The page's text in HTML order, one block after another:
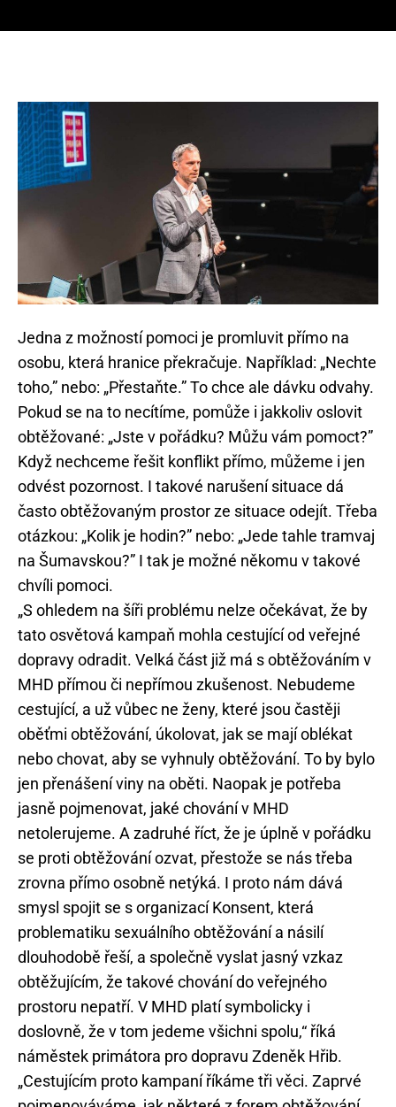
Jedna z možností pomoci je promluvit přímo na
osobu, která hranice překračuje. Například: „Nechte
toho,” nebo: „Přestaňte.” To chce ale dávku odvahy.
Pokud se na to necítíme, pomůže i jakkoliv oslovit
obtěžované: „Jste v pořádku? Můžu vám pomoct?”
Když nechceme řešit konflikt přímo, můžeme i jen
odvést pozornost. I takové narušení situace dá
často obtěžovaným prostor ze situace odejít. Třeba
otázkou: „Kolik je hodin?” nebo: „Jede tahle tramvaj
na Šumavskou?” I tak je možné někomu v takové
chvíli pomoci.
„S ohledem na šíři problému nelze očekávat, že by
tato osvětová kampaň mohla cestující od veřejné
dopravy odradit. Velká část již má s obtěžováním v
MHD přímou či nepřímou zkušenost. Nebudeme
cestující, a už vůbec ne ženy, které jsou častěji
oběťmi obtěžování, úkolovat, jak se mají oblékat
nebo chovat, aby se vyhnuly obtěžování. To by bylo
jen přenášení viny na oběti. Naopak je potřeba
jasně pojmenovat, jaké chování v MHD
netolerujeme. A zadruhé říct, že je úplně v pořádku
se proti obtěžování ozvat, přestože se nás třeba
zrovna přímo osobně netýká. I proto nám dává
smysl spojit se s organizací Konsent, která
problematiku sexuálního obtěžování a násilí
dlouhodobě řeší, a společně vyslat jasný vzkaz
obtěžujícím, že takové chování do veřejného
prostoru nepatří. V MHD platí symbolicky i
doslovně, že v tom jedeme všichni spolu,“ říká
náměstek primátora pro dopravu Zdeněk Hřib.
„Cestujícím proto kampaní říkáme tři věci. Zaprvé